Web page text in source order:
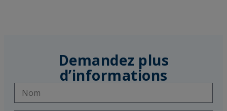
Demandez plus
d’informations